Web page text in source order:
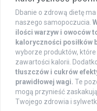
Dbanie o zdrową dietę
naszego samopoczucia.
ilości warzyw i owoców
kaloryczności posiłków
wyborze produktów,
zawartości kalorii.
tłuszczów i cukrów
prawidłowej wagi. Te
mogą przynieść
Twojego zdrowia i